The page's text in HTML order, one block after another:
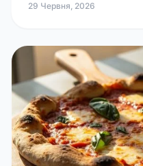
29 Червня, 2026